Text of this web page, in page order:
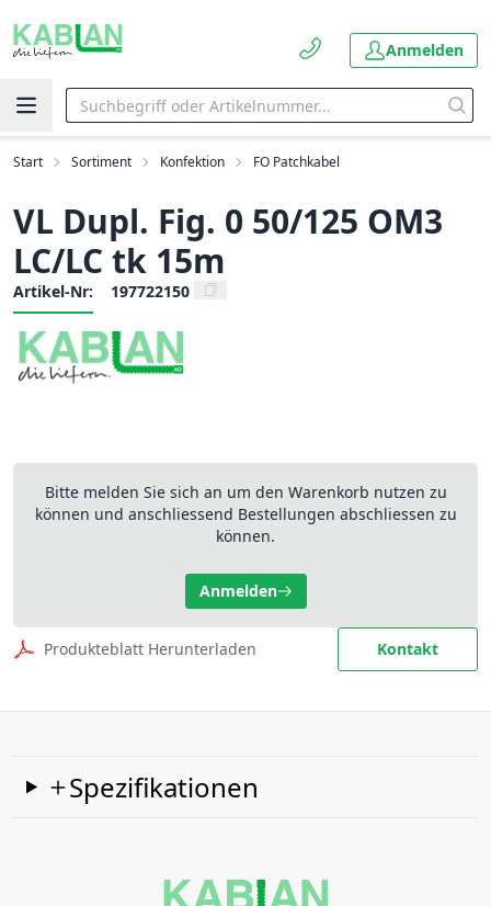
Anmelden
Start Sortiment Konfektion FO Patchkabel
VL Dupl. Fig. 0 50/125 OM3
LC/LC tk 15m
Artikel-Nr: 197722150
Bitte melden Sie sich an um den Warenkorb nutzen zu
können und anschliessend Bestellungen abschliessen zu
können.
Anmelden
Produkteblatt Herunterladen Kontakt
Spezifikationen